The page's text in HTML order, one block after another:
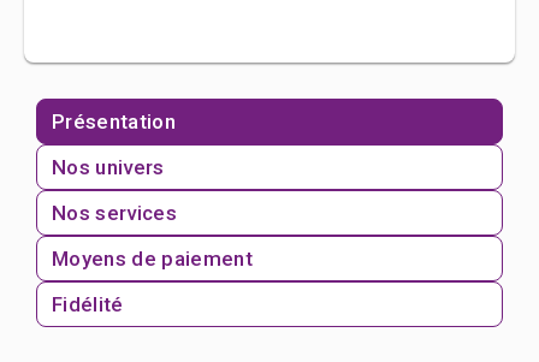
Présentation
Nos univers
Nos services
Moyens de paiement
Fidélité